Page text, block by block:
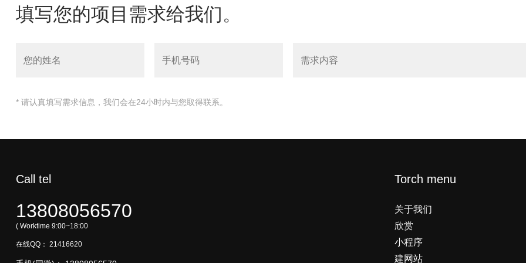
填写您的项目需求给我们。
* 请认真填写需求信息，我们会在24小时内与您取得联系。
Call tel
13808056570
( Worktime 9:00~18:00
在线QQ： 21416620
Torch menu
关于我们
欣赏
小程序
建网站